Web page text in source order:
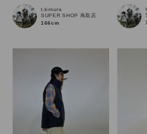
通常商品
在庫あり
t.kimura
SUPER SHOP 鳥取店
166cm